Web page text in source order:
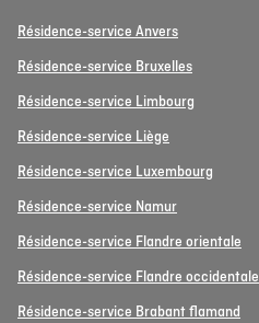
Résidence-service Anvers
Résidence-service Bruxelles
Résidence-service Limbourg
Résidence-service Liège
Résidence-service Luxembourg
Résidence-service Namur
Résidence-service Flandre orientale
Résidence-service Flandre occidentale
Résidence-service Brabant flamand